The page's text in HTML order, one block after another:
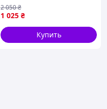
использования
1 025 ₴
2 050₴
Купить